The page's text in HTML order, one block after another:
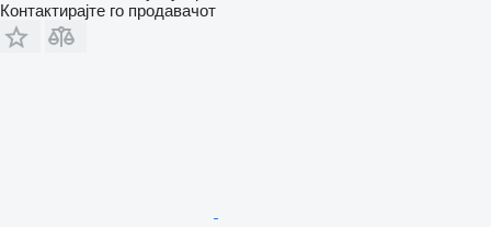
Контактирајте го продавачот